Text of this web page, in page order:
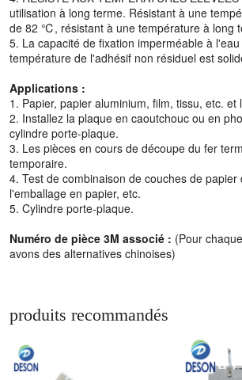
utilisation à long terme. Résistant à une
de 82 ℃, résistant à une température à long
5. La capacité de fixation imperméable à
température de l'adhésif non résiduel est
Applications :
1. Papier, papier aluminium, film, tissu, etc. et
2. Installez la plaque en caoutchouc ou en
cylindre porte-plaque.
3. Les pièces en cours de découpe du fer
temporaire.
4. Test de combinaison de couches de
l'emballage en papier, etc.
5. Cylindre porte-plaque.
Numéro de pièce 3M associé : (Pour
avons des alternatives chinoises)
produits recommandés